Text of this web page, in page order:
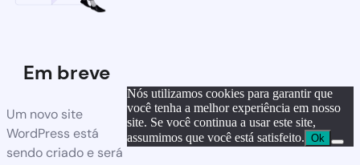
Em breve
Um novo site
WordPress está
sendo criado e será
Nós utilizamos cookies para garantir que
você tenha a melhor experiência em nosso
site. Se você continua a usar este site,
assumimos que você está satisfeito. Ok